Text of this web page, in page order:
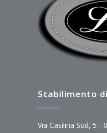
Stabilimento
Via Casilina Sud, 5 -